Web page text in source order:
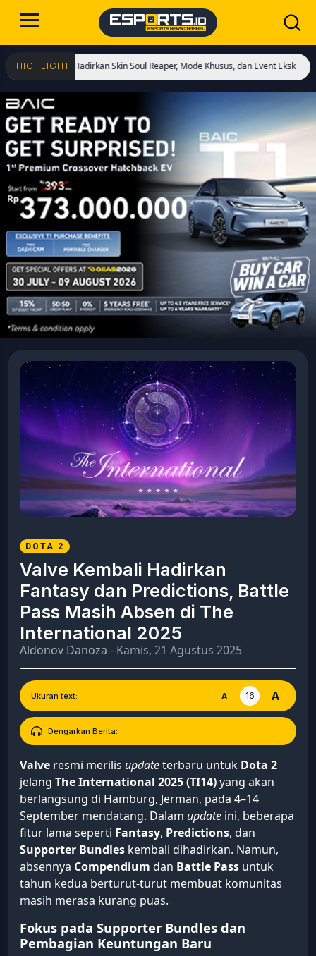
HIGHLIGHT
Hadirkan Skin Soul Reaper, Mode Khusus, dan Event Eksklusif!
DOTA 2
Valve Kembali Hadirkan
Fantasy dan Predictions, Battle
Pass Masih Absen di The
International 2025
Aldonov Danoza - Kamis, 21 Agustus 2025
Ukuran text: A 16 A
Dengarkan Berita:
Valve resmi merilis updateterbaru untuk Dota 2
jelang The International 2025 (TI14)yang akan
berlangsung di Hamburg, Jerman, pada 4–14
September mendatang. Dalam update ini, beberapa
fitur lama seperti Fantasy, Predictions, dan
Supporter Bundles kembali dihadirkan. Namun,
absennya Compendium dan Battle Pass untuk
tahun kedua berturut-turut membuat komunitas
masih merasa kurang puas.
Fokus pada Supporter Bundles dan
Pembagian Keuntungan Baru